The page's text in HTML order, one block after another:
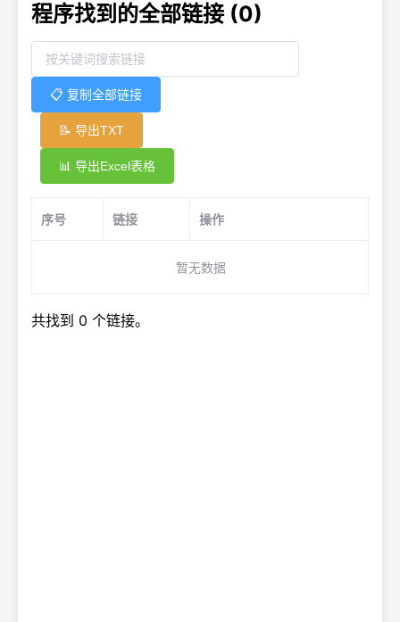
程序找到的全部链接 (0)
📋 复制全部链接
📝 导出TXT
📊 导出Excel表格
序号 链接 操作
暂无数据
共找到 0 个链接。